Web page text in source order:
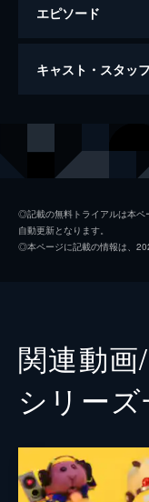
エピソード
#1 ビル倒しちゃった！
モルカー!?
#2 白塗りモルカーの
にとってはテーマパ
たちも興味津々。楽し
く!
はずが...。
3分
#4 バグってレスキュ
ーとアビーが体験し
起こり...。
3分
キャスト・スタッフ
キャラクターデザイン
音楽
◎記載の無料トライアルは本ペ
自動更新となります。
◎本ページに記載の情報は、
関連動画/
シリー